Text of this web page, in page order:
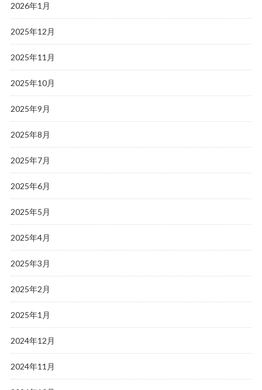
2026年1月
2025年12月
2025年11月
2025年10月
2025年9月
2025年8月
2025年7月
2025年6月
2025年5月
2025年4月
2025年3月
2025年2月
2025年1月
2024年12月
2024年11月